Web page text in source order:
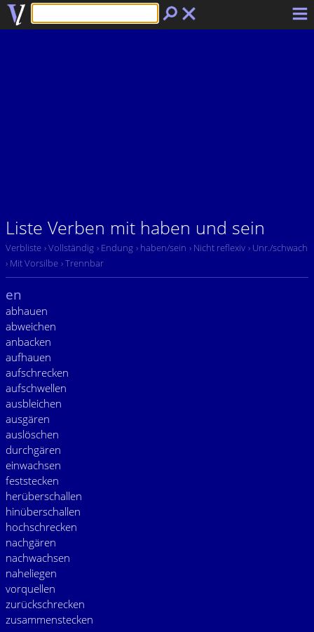
Liste Verben mit haben und sein
Verbliste › Vollständig › Endung › haben/sein › Nicht reflexiv › Unr./schwach
› Mit Vorsilbe › Trennbar
en
abhauen
abweichen
anbacken
aufhauen
aufschrecken
aufschwellen
ausbleichen
ausgären
auslöschen
durchgären
einwachsen
feststecken
herüberschallen
hinüberschallen
hochschrecken
nachgären
nachwachsen
naheliegen
vorquellen
zurückschrecken
zusammenstecken